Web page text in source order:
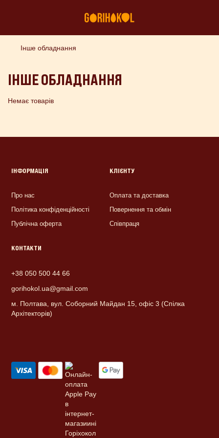
Інше обладнання
ІНШЕ ОБЛАДНАННЯ
Немає товарів
ІНФОРМАЦІЯ
Про нас
Політика конфіденційності
Публічна оферта
КЛІЄНТУ
Оплата та доставка
Повернення та обмін
Співпраця
КОНТАКТИ
+38 050 500 44 66
gorihokol.ua@gmail.com
м. Полтава, вул. Соборний Майдан 15, офіс 3 (Спілка
Архітекторів)